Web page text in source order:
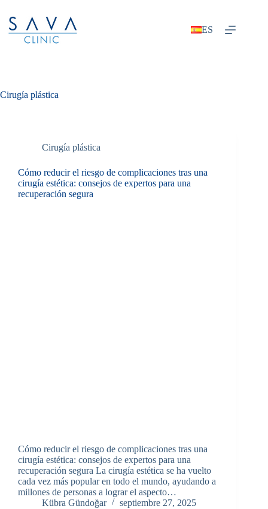
ES
Cirugía plástica
Cirugía plástica
Cómo reducir el riesgo de complicaciones tras una
cirugía estética: consejos de expertos para una
recuperación segura
Cómo reducir el riesgo de complicaciones tras una
cirugía estética: consejos de expertos para una
recuperación segura La cirugía estética se ha vuelto
cada vez más popular en todo el mundo, ayudando a
millones de personas a lograr el aspecto…
Kübra Gündoğar
septiembre 27, 2025